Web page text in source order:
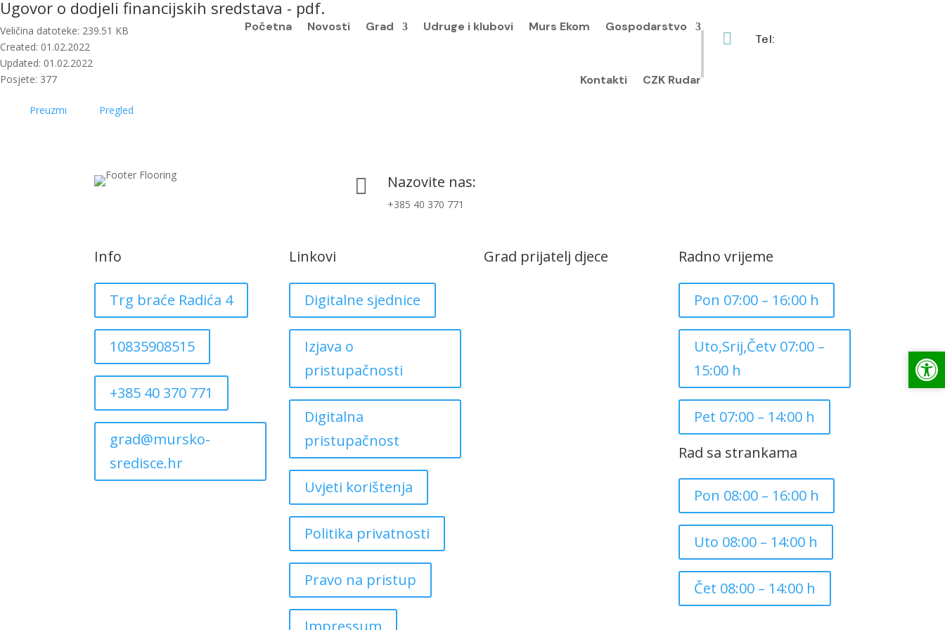
Početna Novosti Grad Udruge i klubovi Murs Ekom Gospodarstvo
Kontakti CZK Rudar
 Tel:
Ugovor o dodjeli financijskih sredstava - pdf.
Veličina datoteke: 239.51 KB
Created: 01.02.2022
Updated: 01.02.2022
Posjete: 377
Preuzmi Pregled
 Nazovite nas:
+385 40 370 771
Info
Trg braće Radića 4
10835908515
+385 40 370 771
grad@mursko-
sredisce.hr
Linkovi
Digitalne sjednice
Izjava o
pristupačnosti
Digitalna
pristupačnost
Uvjeti korištenja
Politika privatnosti
Pravo na pristup
Grad prijatelj djece Radno vrijeme
Pon 07:00 – 16:00 h
Uto,Srij,Četv 07:00 –
15:00 h
Pet 07:00 – 14:00 h
Rad sa strankama
Pon 08:00 – 16:00 h
Uto 08:00 – 14:00 h
Čet 08:00 – 14:00 h